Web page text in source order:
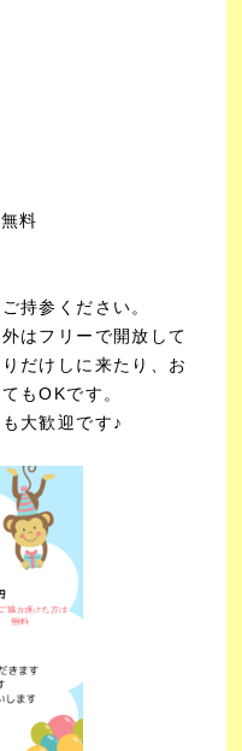
料
持参ください。
はフリーで開放して
だけしに来たり、お
もOKです。
大歓迎です♪